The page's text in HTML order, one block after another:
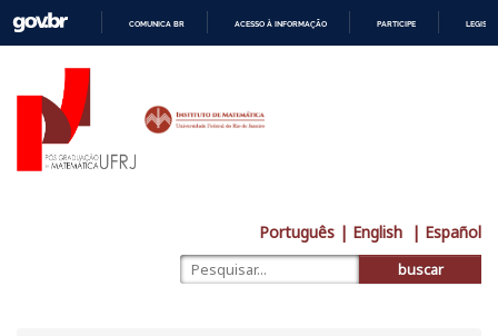
COMUNICA BR ACESSO À INFORMAÇÃO PARTICIPE
Português | English | Español
buscar